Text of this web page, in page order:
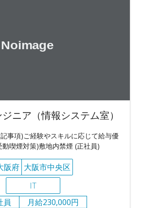
ニア（情報システム室）
事項)ご経験やスキルに応じて給与優
喫煙対策)敷地内禁煙 (正社員)
阪府 大阪市中央区
IT
員
月給230,000円